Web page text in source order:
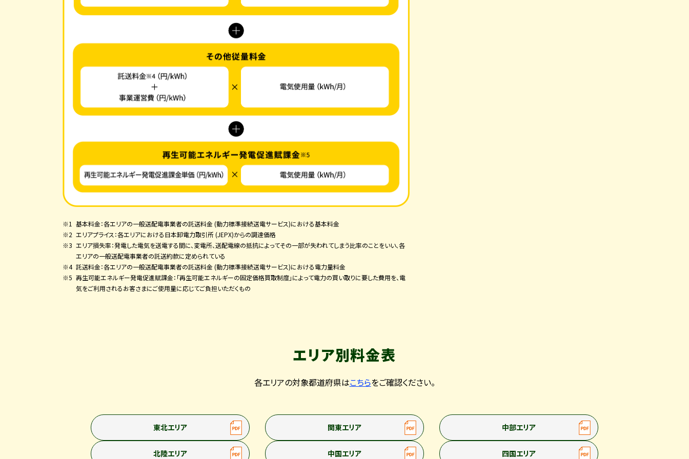
基本料金：各エリアの一般送配電事業者の託送料金 (動力標準接続送電サービス)における基本料金
エリアプライス：各エリアにおける日本卸電力取引所 (JEPX)からの調達価格
エリア損失率：発電した電気を送電する間に、変電所、送配電線の抵抗によってその一部が失われてしまう比率のことをいい、各
エリアの一般送配電事業者の託送約款に定められている
託送料金：各エリアの一般送配電事業者の託送料金 (動力標準接続送電サービス)における電力量料金
再生可能エネルギー発電促進賦課金：「再生可能エネルギーの固定価格買取制度」によって電力の買い取りに要した費用を、電
気をご利用されるお客さまにご使用量に応じてご負担いただくもの
エリア別料金表
各エリアの対象都道府県はこちらをご確認ください。
東北エリア 関東エリア 中部エリア
北陸エリア 中国エリア 四国エリア